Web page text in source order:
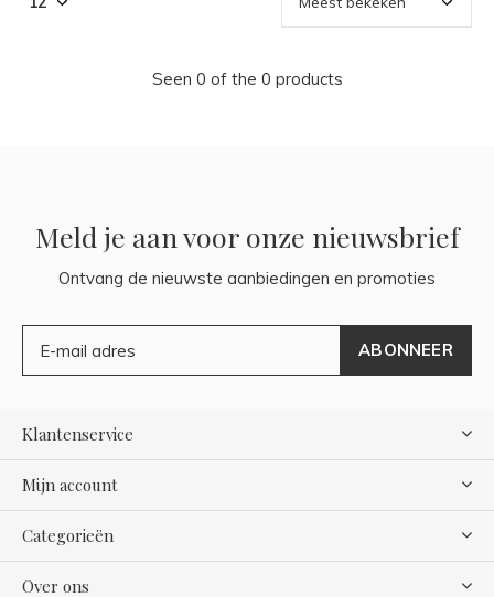
Seen 0 of the 0 products
Meld je aan voor onze nieuwsbrief
Ontvang de nieuwste aanbiedingen en promoties
ABONNEER
Klantenservice
Mijn account
Categorieën
Over ons